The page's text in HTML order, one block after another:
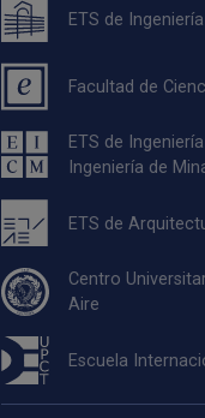
ETS de
Facultad de
ETS de
Ingeniería de
ETS de
Centro
Aire
Escuela